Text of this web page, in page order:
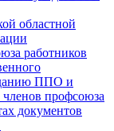
областной
работников
ППО и
профсоюза
документов